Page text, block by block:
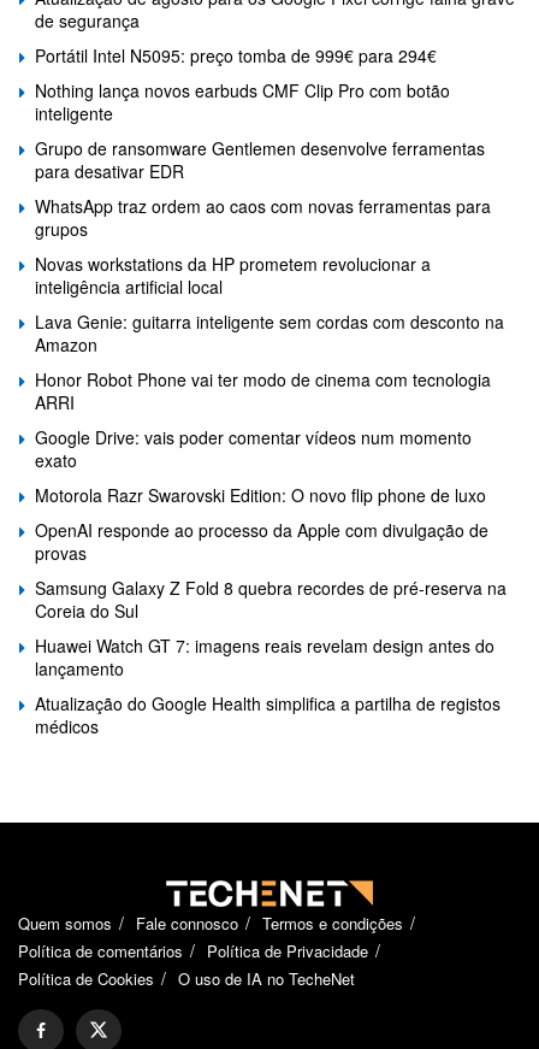
de segurança
Portátil Intel N5095: preço tomba de 999€ para 294€
Nothing lança novos earbuds CMF Clip Pro com botão
inteligente
Grupo de ransomware Gentlemen desenvolve ferramentas
para desativar EDR
WhatsApp traz ordem ao caos com novas ferramentas para
grupos
Novas workstations da HP prometem revolucionar a
inteligência artificial local
Lava Genie: guitarra inteligente sem cordas com desconto na
Amazon
Honor Robot Phone vai ter modo de cinema com tecnologia
ARRI
Google Drive: vais poder comentar vídeos num momento
exato
Motorola Razr Swarovski Edition: O novo flip phone de luxo
OpenAI responde ao processo da Apple com divulgação de
provas
Samsung Galaxy Z Fold 8 quebra recordes de pré-reserva na
Coreia do Sul
Huawei Watch GT 7: imagens reais revelam design antes do
lançamento
Atualização do Google Health simplifica a partilha de registos
médicos
Quem somos Fale connosco
Termos e condições
Política de comentários
Política de Privacidade
Política de Cookies
O uso de IA no TecheNet